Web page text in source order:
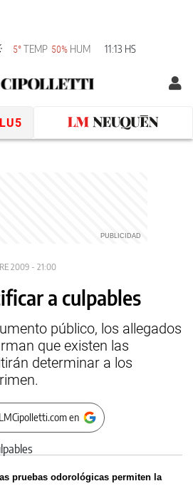
5° TEMP 50% HUM 11:13 HS
LU5
2009 - 21:00
a culpables
público, los allegados
que existen las
determinar a los
en
pruebas odorológicas permiten la